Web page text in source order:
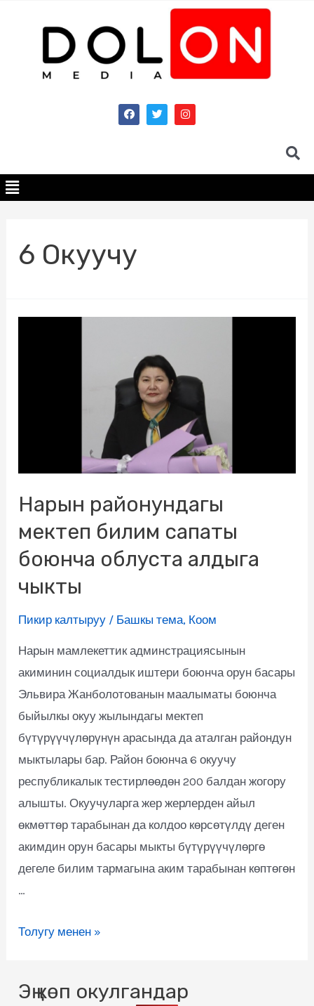
6 Окуучу
Нарын районундагы
мектеп билим сапаты
боюнча облуста алдыга
чыкты
Пикир калтыруу / Башкы тема, Коом
Нарын мамлекеттик админстрациясынын
акиминин социалдык иштери боюнча орун басары
Эльвира Жанболотованын маалыматы боюнча
быйылкы окуу жылындагы мектеп
бүтүрүүчүлөрүнүн арасында да аталган райондун
мыктылары бар. Район боюнча 6 окуучу
республикалык тестирлөөдөн 200 балдан жогору
алышты. Окуучуларга жер жерлерден айыл
өкмөттөр тарабынан да колдоо көрсөтүлдү деген
акимдин орун басары мыкты бүтүрүүчүлөргө
дегеле билим тармагына аким тарабынан көптөгөн
…
Толугу менен »
Эң көп окулгандар